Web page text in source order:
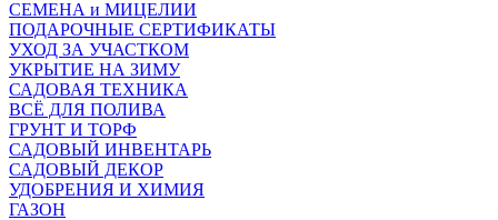
СЕМЕНА и МИЦЕЛИИ
ПОДАРОЧНЫЕ СЕРТИФИКАТЫ
УХОД ЗА УЧАСТКОМ
УКРЫТИЕ НА ЗИМУ
САДОВАЯ ТЕХНИКА
ВСЁ ДЛЯ ПОЛИВА
ГРУНТ И ТОРФ
САДОВЫЙ ИНВЕНТАРЬ
САДОВЫЙ ДЕКОР
УДОБРЕНИЯ И ХИМИЯ
ГАЗОН